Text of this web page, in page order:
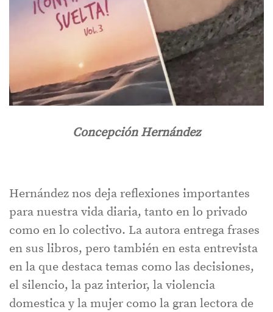
Concepción Hernández
Hernández nos deja reflexiones importantes
para nuestra vida diaria, tanto en lo privado
como en lo colectivo. La autora entrega frases
en sus libros, pero también en esta entrevista
en la que destaca temas como las decisiones,
el silencio, la paz interior, la violencia
domestica y la mujer como la gran lectora de